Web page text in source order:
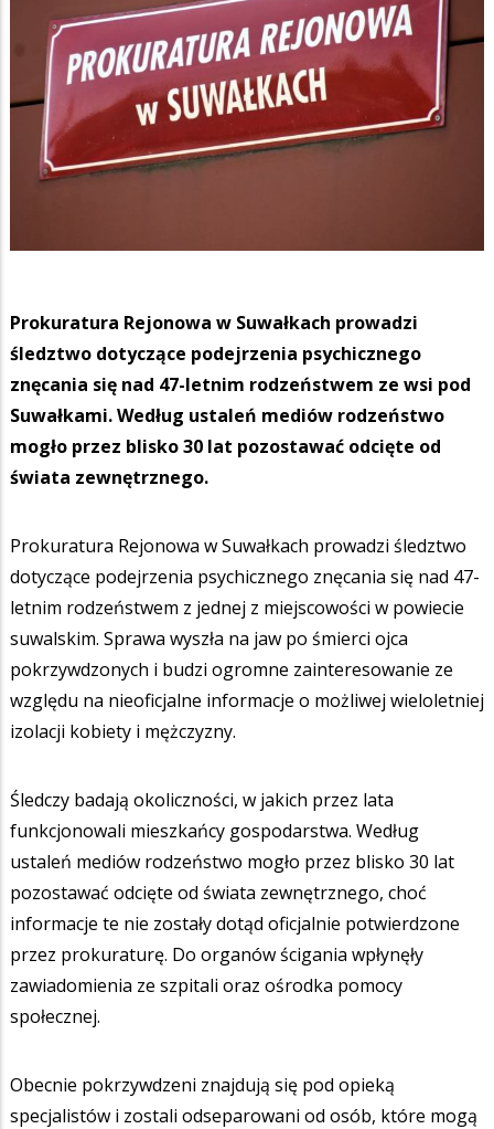
Prokuratura Rejonowa w Suwałkach prowadzi
śledztwo dotyczące podejrzenia psychicznego
znęcania się nad 47-letnim rodzeństwem ze wsi pod
Suwałkami. Według ustaleń mediów rodzeństwo
mogło przez blisko 30 lat pozostawać odcięte od
świata zewnętrznego.
Prokuratura Rejonowa w Suwałkach prowadzi śledztwo
dotyczące podejrzenia psychicznego znęcania się nad 47-
letnim rodzeństwem z jednej z miejscowości w powiecie
suwalskim. Sprawa wyszła na jaw po śmierci ojca
pokrzywdzonych i budzi ogromne zainteresowanie ze
względu na nieoficjalne informacje o możliwej wieloletniej
izolacji kobiety i mężczyzny.
Śledczy badają okoliczności, w jakich przez lata
funkcjonowali mieszkańcy gospodarstwa. Według
ustaleń mediów rodzeństwo mogło przez blisko 30 lat
pozostawać odcięte od świata zewnętrznego, choć
informacje te nie zostały dotąd oficjalnie potwierdzone
przez prokuraturę. Do organów ścigania wpłynęły
zawiadomienia ze szpitali oraz ośrodka pomocy
społecznej.
Obecnie pokrzywdzeni znajdują się pod opieką
specjalistów i zostali odseparowani od osób, które mogą